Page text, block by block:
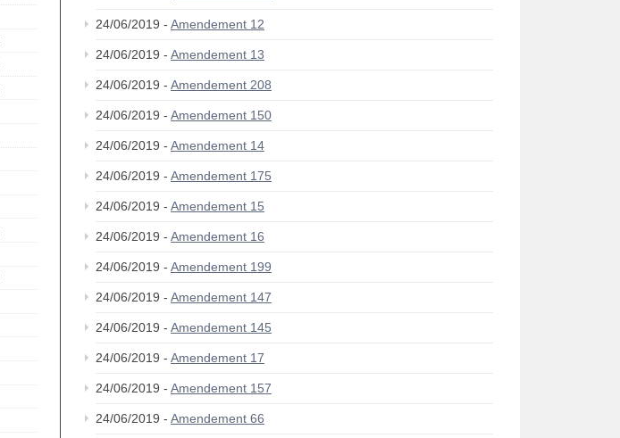
24/06/2019 - Amendement 12
24/06/2019 - Amendement 13
24/06/2019 - Amendement 208
24/06/2019 - Amendement 150
24/06/2019 - Amendement 14
24/06/2019 - Amendement 175
24/06/2019 - Amendement 15
24/06/2019 - Amendement 16
24/06/2019 - Amendement 199
24/06/2019 - Amendement 147
24/06/2019 - Amendement 145
24/06/2019 - Amendement 17
24/06/2019 - Amendement 157
24/06/2019 - Amendement 66